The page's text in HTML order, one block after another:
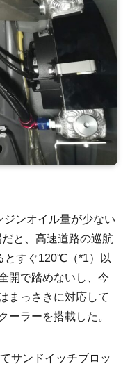
ンオイル量が少ない
と、高速道路の巡航
とすぐ120℃（*1）以
開で踏めないし、今
まっさきに対応して
ーラーを搭載した。
サンドイッチブロッ